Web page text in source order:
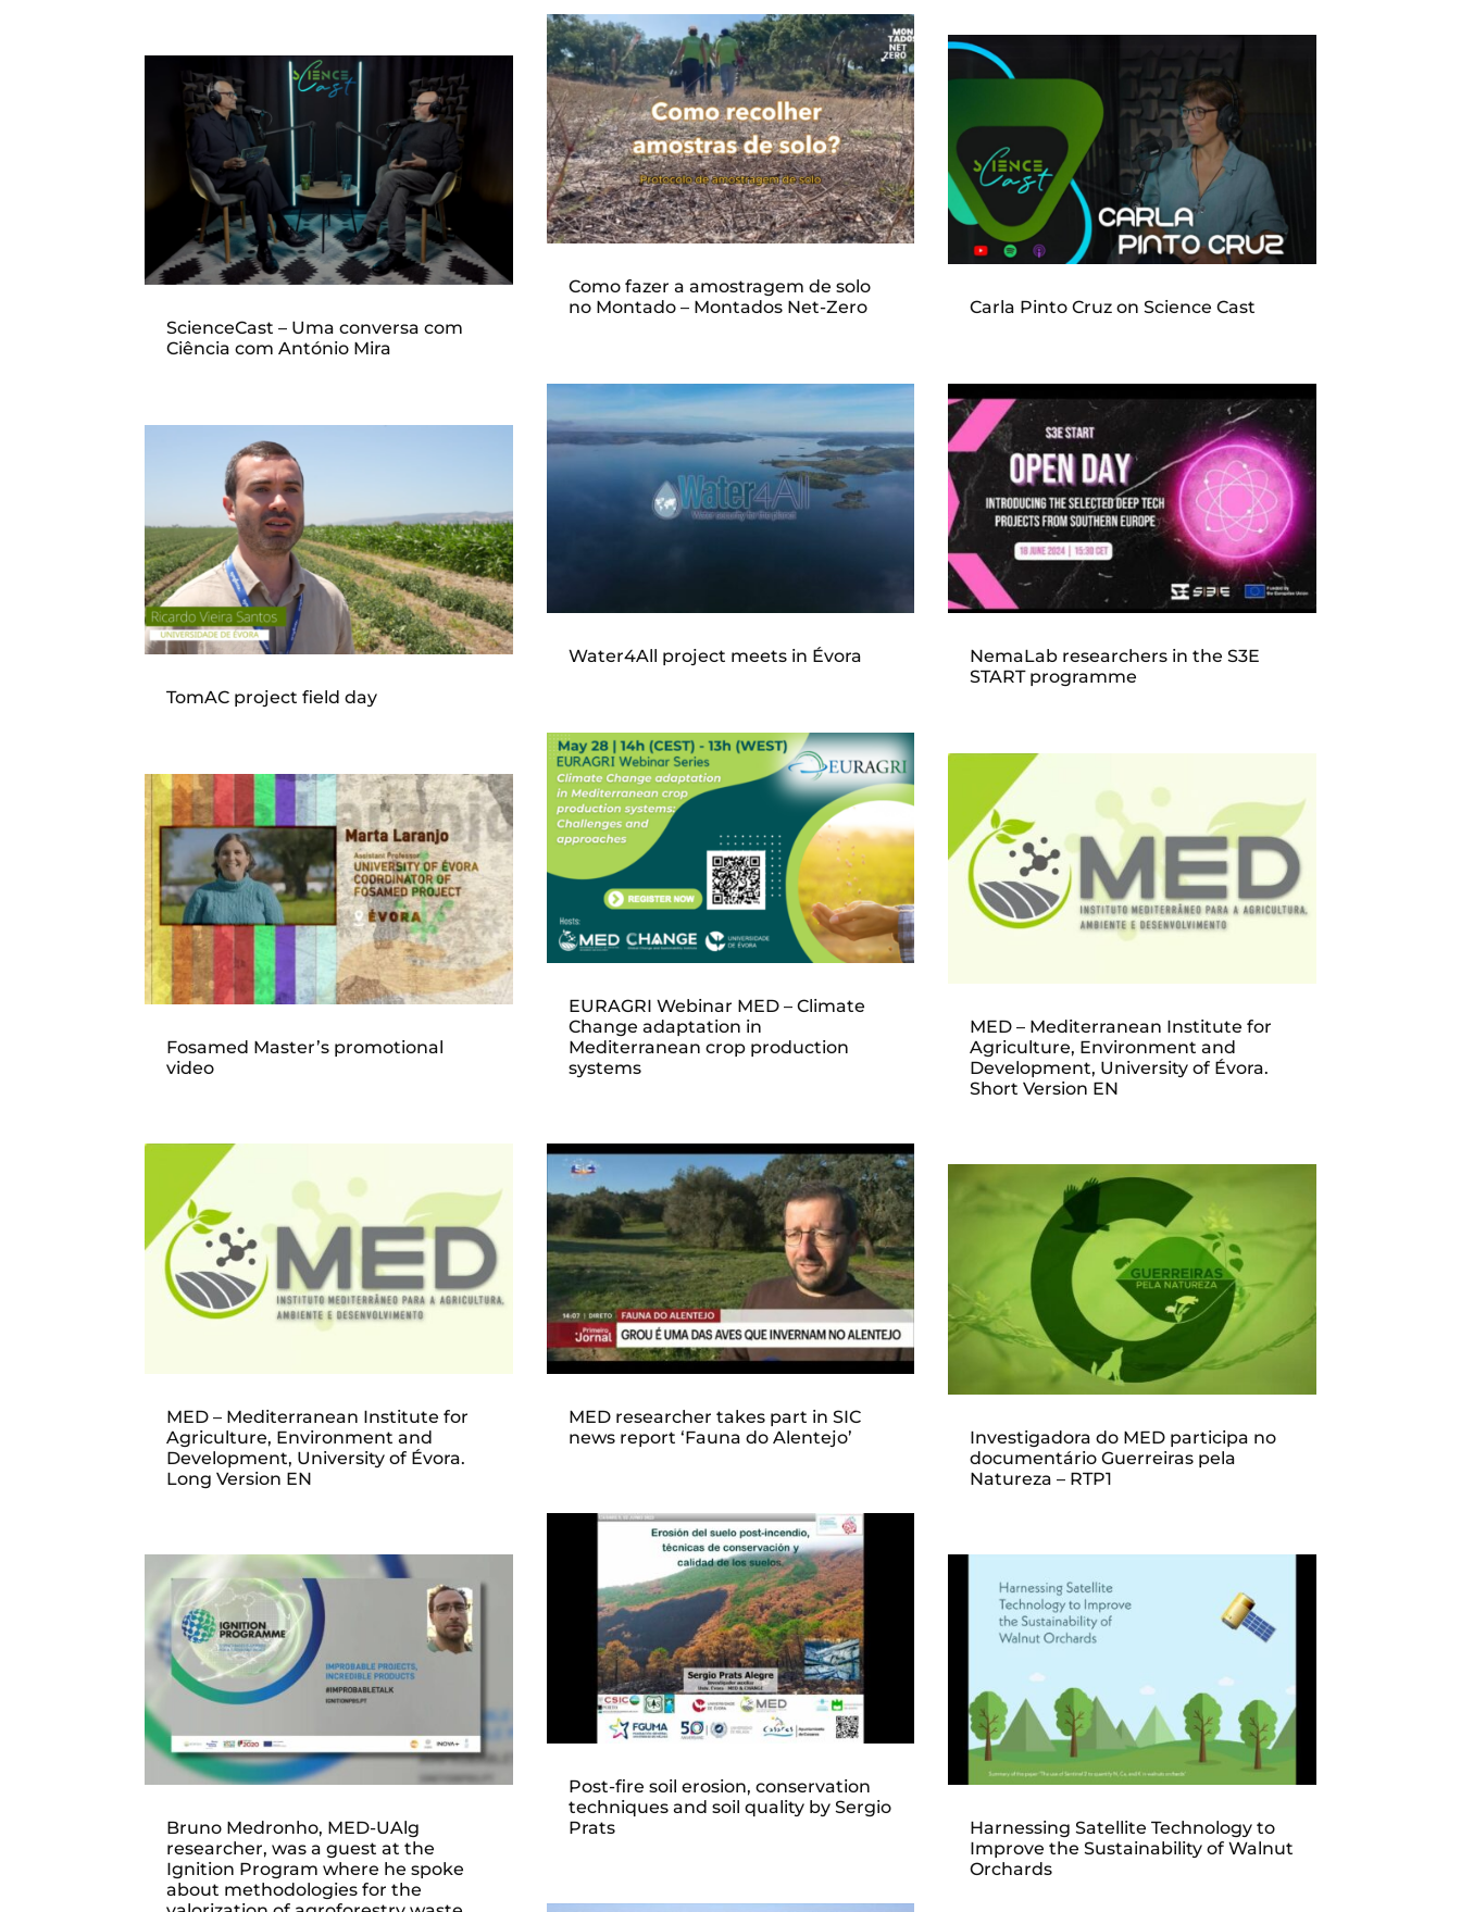
ScienceCast – Uma conversa com
Ciência com António Mira
TomAC project field day
Fosamed Master’s promotional
video
MED – Mediterranean Institute for
Agriculture, Environment and
Development, University of Évora.
Long Version EN
Bruno Medronho, MED-UAlg
researcher, was a guest at the
Ignition Program where he spoke
about methodologies for the
Como fazer a amostragem de solo
no Montado – Montados Net-Zero
Water4All project meets in Évora
EURAGRI Webinar MED – Climate
Change adaptation in
Mediterranean crop production
systems
MED researcher takes part in SIC
news report ‘Fauna do Alentejo’
Post-fire soil erosion, conservation
techniques and soil quality by Sergio
Prats
Carla Pinto Cruz on Science Cast
NemaLab researchers in the S3E
START programme
MED – Mediterranean Institute for
Agriculture, Environment and
Development, University of Évora.
Short Version EN
Investigadora do MED participa no
documentário Guerreiras pela
Natureza – RTP1
Harnessing Satellite Technology to
Improve the Sustainability of Walnut
Orchards